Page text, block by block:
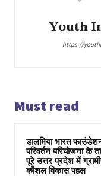
Youth
https://
Must read
डालमिया भारत
परिवर्तन परियोजना के
पूरे उत्तर प्रदेश में
कौशल विकास पहल